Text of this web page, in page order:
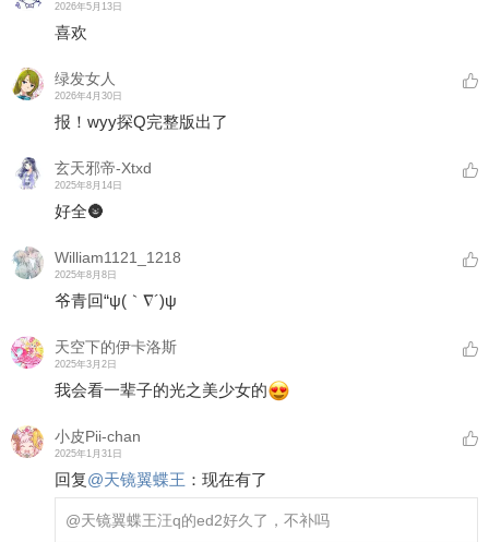
2026年5月13日
喜欢
绿发女人
2026年4月30日
报！wyy探Q完整版出了
玄天邪帝-Xtxd
2025年8月14日
好全🌚
William1121_1218
2025年8月8日
爷青回“ψ(｀∇´)ψ
天空下的伊卡洛斯
2025年3月2日
我会看一辈子的光之美少女的
小皮Pii-chan
2025年1月31日
回复@天镜翼蝶王 ： 现在有了
@天镜翼蝶王汪q的ed2好久了，不补吗